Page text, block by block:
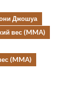
Джошуа
вес (MMA)
(MMA)